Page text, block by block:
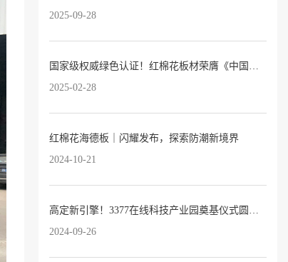
2025-09-28
2025-02-28
红棉花海德板｜闪耀发布，探索防潮新境界
2024-10-21
2024-09-26